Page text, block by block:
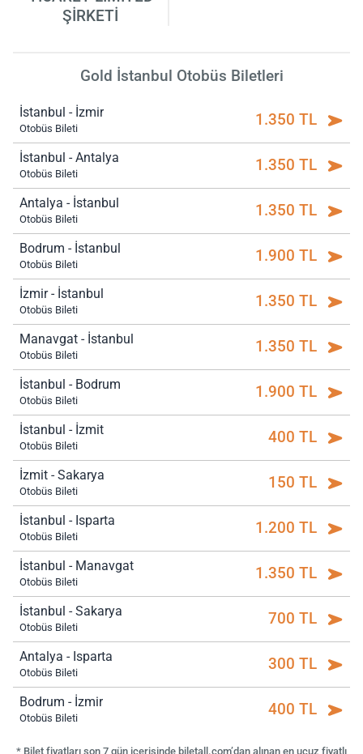
ŞİRKETİ
Gold İstanbul Otobüs Biletleri
İstanbul - İzmir
Otobüs Bileti 1.350 TL
İstanbul - Antalya
Otobüs Bileti 1.350 TL
Antalya - İstanbul
Otobüs Bileti 1.350 TL
Bodrum - İstanbul
Otobüs Bileti 1.900 TL
İzmir - İstanbul
Otobüs Bileti 1.350 TL
Manavgat - İstanbul
Otobüs Bileti 1.350 TL
İstanbul - Bodrum
Otobüs Bileti 1.900 TL
İstanbul - İzmit
Otobüs Bileti 400 TL
İzmit - Sakarya
Otobüs Bileti 150 TL
İstanbul - Isparta
Otobüs Bileti 1.200 TL
İstanbul - Manavgat
Otobüs Bileti 1.350 TL
İstanbul - Sakarya
Otobüs Bileti 700 TL
Antalya - Isparta
Otobüs Bileti 300 TL
Bodrum - İzmir
Otobüs Bileti 400 TL
* Bilet fiyatları son 7 gün içerisinde biletall.com’dan alınan en ucuz fiyatlı